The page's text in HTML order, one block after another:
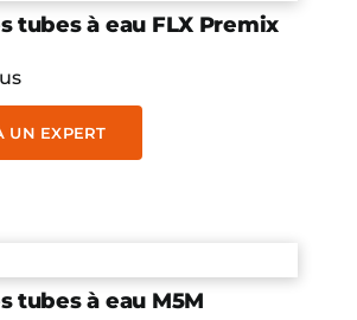
tubes à eau FLX Premix
UN EXPERT
tubes à eau M5M